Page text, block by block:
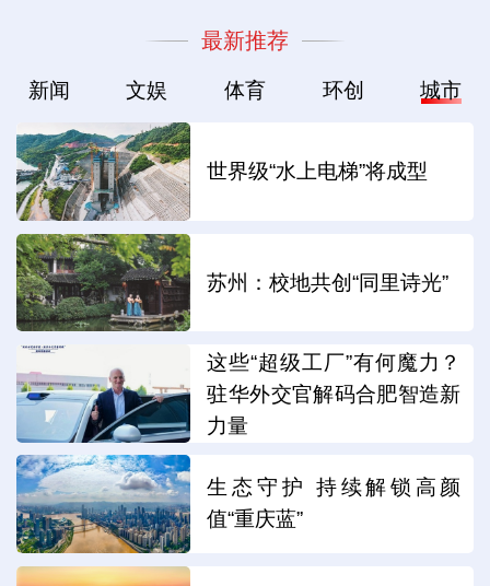
最新推荐
新闻 文娱 体育 环创 城市
世界级“水上电梯”将成型
苏州：校地共创“同里诗光”
这些“超级工厂”有何魔力？
驻华外交官解码合肥智造新
力量
生态守护 持续解锁高颜
值“重庆蓝”